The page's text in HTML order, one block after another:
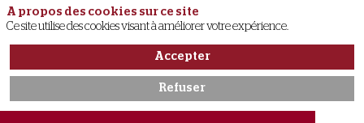
A propos des cookies sur ce site
Ce site utilise des cookies visant à améliorer votre expérience.
Accepter
Refuser